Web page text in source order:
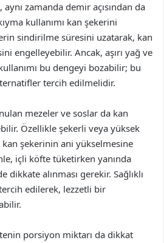
zamanda demir açısından da
kullanımı kan şekerini
sindirilme süresini uzatarak, kan
engelleyebilir. Ancak, aşırı yağ ve
bu dengeyi bozabilir; bu
tercih edilmelidir.
mezeler ve soslar da kan
Özellikle şekerli veya yüksek
şekerinin ani yükselmesine
içli köfte tüketirken yanında
alınması gerekir. Sağlıklı
edilerek, lezzetli bir
porsiyon miktarı da dikkat